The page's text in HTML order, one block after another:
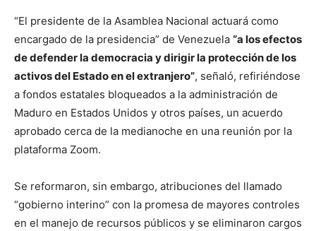
“El presidente de la Asamblea Nacional actuará como
encargado de la presidencia” de Venezuela “a los efectos
de defender la democracia y dirigir la protección de los
activos del Estado en el extranjero”, señaló, refiriéndose
a fondos estatales bloqueados a la administración de
Maduro en Estados Unidos y otros países, un acuerdo
aprobado cerca de la medianoche en una reunión por la
plataforma Zoom.
Se reformaron, sin embargo, atribuciones del llamado
“gobierno interino” con la promesa de mayores controles
en el manejo de recursos públicos y se eliminaron cargos